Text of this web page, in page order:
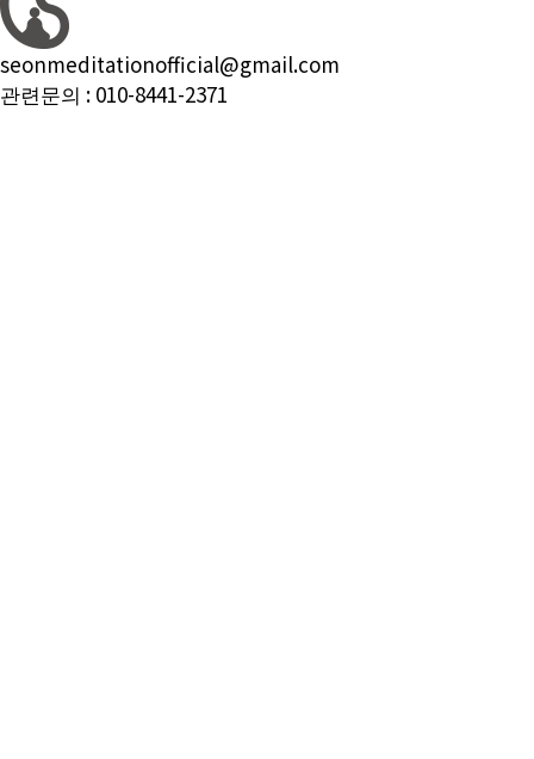
seonmeditationofficial@gmail.com
관련문의 : 010-8441-2371